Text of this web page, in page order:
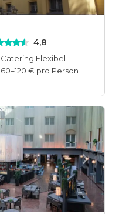
4,8
Catering Flexibel
60–120 € pro Person